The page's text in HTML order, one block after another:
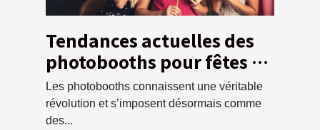
Tendances actuelles des
photobooths pour fêtes et
événements
Les photobooths connaissent une véritable
révolution et s’imposent désormais comme
des...